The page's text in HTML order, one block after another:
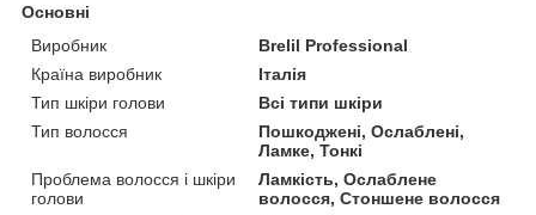
Основні
Виробник
Brelil Professional
Країна виробник
Італія
Тип шкіри голови
Всі типи шкіри
Тип волосся
Пошкоджені, Ослаблені,
Ламке, Тонкі
Проблема волосся і шкіри
голови
Ламкість, Ослаблене
волосся, Стоншене волосся